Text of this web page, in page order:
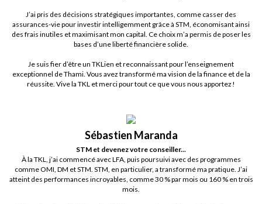
J’ai pris des décisions stratégiques importantes, comme casser des
assurances-vie pour investir intelligemment grâce à STM, économisant ainsi
des frais inutiles et maximisant mon capital. Ce choix m’a permis de poser les
bases d’une liberté financière solide.
Je suis fier d’être un TKLien et reconnaissant pour l’enseignement
exceptionnel de Thami. Vous avez transformé ma vision de la finance et de la
réussite. Vive la TKL et merci pour tout ce que vous nous apportez !
Sébastien Maranda
STM et devenez votre conseiller...
À la TKL, j’ai commencé avec LFA, puis poursuivi avec des programmes
comme OMI, DM et STM. STM, en particulier, a transformé ma pratique. J’ai
atteint des performances incroyables, comme 30 % par mois ou 160 % en trois
mois.